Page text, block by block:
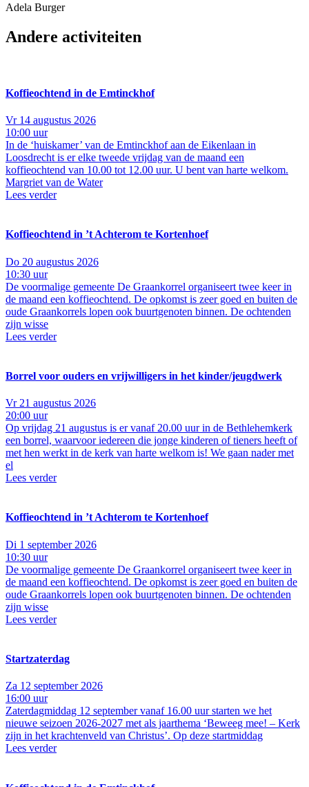
Adela Burger
Andere activiteiten
Koffieochtend in de Emtinckhof
Vr 14 augustus 2026
10:00 uur
In de ‘huiskamer’ van de Emtinckhof aan de Eikenlaan in
Loosdrecht is er elke tweede vrijdag van de maand een
koffieochtend van 10.00 tot 12.00 uur. U bent van harte welkom.
Margriet van de Water
Lees verder
Koffieochtend in ’t Achterom te Kortenhoef
Do 20 augustus 2026
10:30 uur
De voormalige gemeente De Graankorrel organiseert twee keer in
de maand een koffieochtend. De opkomst is zeer goed en buiten de
oude Graankorrels lopen ook buurtgenoten binnen. De ochtenden
zijn wisse
Lees verder
Borrel voor ouders en vrijwilligers in het kinder/jeugdwerk
Vr 21 augustus 2026
20:00 uur
Op vrijdag 21 augustus is er vanaf 20.00 uur in de Bethlehemkerk
een borrel, waarvoor iedereen die jonge kinderen of tieners heeft of
met hen werkt in de kerk van harte welkom is! We gaan nader met
el
Lees verder
Koffieochtend in ’t Achterom te Kortenhoef
Di 1 september 2026
10:30 uur
De voormalige gemeente De Graankorrel organiseert twee keer in
de maand een koffieochtend. De opkomst is zeer goed en buiten de
oude Graankorrels lopen ook buurtgenoten binnen. De ochtenden
zijn wisse
Lees verder
Startzaterdag
Za 12 september 2026
16:00 uur
Zaterdagmiddag 12 september vanaf 16.00 uur starten we het
nieuwe seizoen 2026-2027 met als jaarthema ‘Beweeg mee! – Kerk
zijn in het krachtenveld van Christus’. Op deze startmiddag
Lees verder